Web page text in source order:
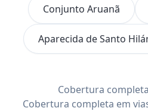
Conjunto Aruanã
Aparecida de Santo
Cobertura
Cobertura completa em